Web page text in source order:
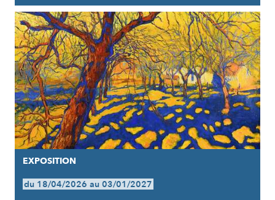
EXPOSITION
du 18/04/2026 au 03/01/2027